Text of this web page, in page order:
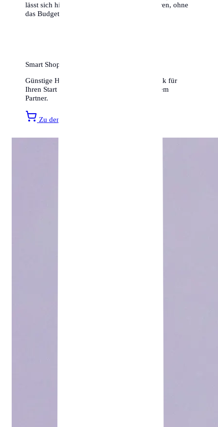
lässt sich hier ein hervorragendes Leben führen, ohne
das Budget zu sprengen.
Smart Shopping für Ihr neues Zuhause
Günstige Haushaltsartikel, Möbel und Technik für
Ihren Start in Innsbruck finden Sie bei unserem
Partner.
Zu den Amazon Angeboten »